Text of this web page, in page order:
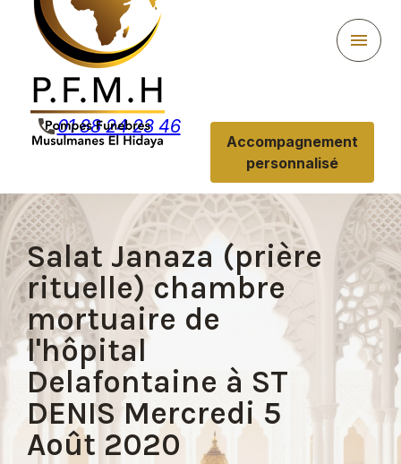
menu
phone01 88 24 23 46
Accompagnement
personnalisé
Salat Janaza (prière
rituelle) chambre
mortuaire de
l'hôpital
Delafontaine à ST
DENIS Mercredi 5
Août 2020
Panneau de gestion des cookies